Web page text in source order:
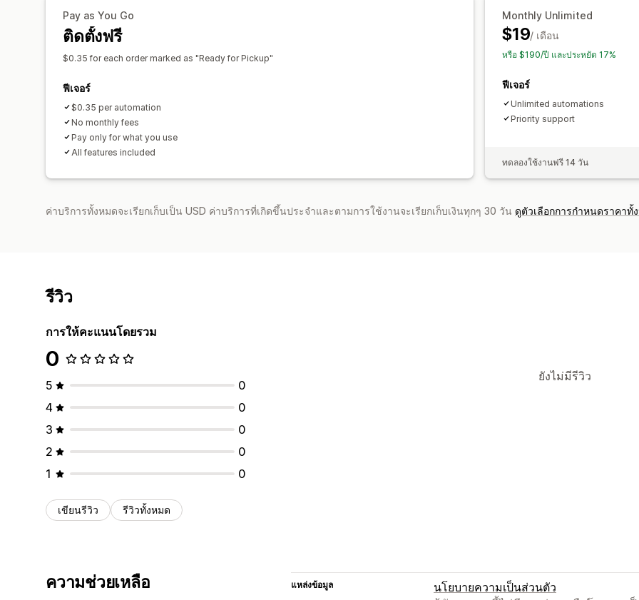
Pay as You Go
ติดตั้งฟรี
$0.35 for each order marked as "Ready for Pickup"
ฟีเจอร์
$0.35 per automation
No monthly fees
Pay only for what you use
All features included
Monthly Unlimited
$19/ เดือน
หรือ $190/ปี และประหยัด 17%
ฟีเจอร์
Unlimited automations
Priority support
ทดลองใช้งานฟรี 14 วัน
ค่าบริการทั้งหมดจะเรียกเก็บเป็น USD ค่าบริการที่เกิดขึ้นประจำและตามการใช้งานจะเรียกเก็บเงินทุกๆ 30 วัน ดูตัวเลือกการกำหนดราคาทั้
รีวิว
การให้คะแนนโดยรวม
0
5
0
4
0
3
0
2
0
1
0
เขียนรีวิว รีวิวทั้งหมด
ยังไม่มีรีวิว
ความช่วยเหลือ แหล่งข้อมูล
นโยบายความเป็นส่วนตัว